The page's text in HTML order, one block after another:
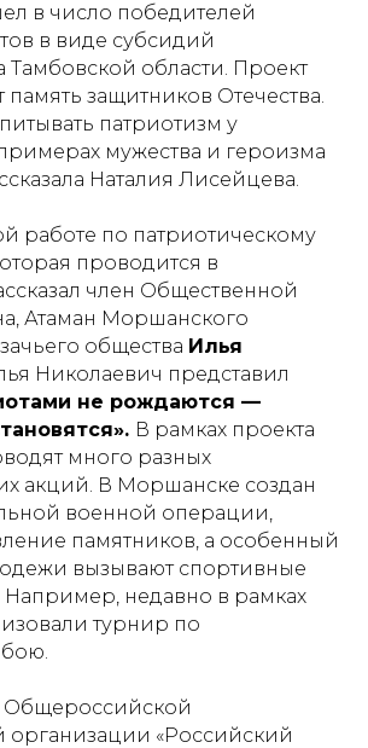
в число победителей
в виде субсидий
Тамбовской области. Проект
память защитников Отечества.
патриотизм у
мужества и героизма
Наталия Лисейцева.
работе по патриотическому
проводится в
член Общественной
Атаман Моршанского
общества Илья
Николаевич представил
не рождаются —
В рамках проекта
много разных
акций. В Моршанске создан
военной операции,
памятников, а особенный
вызывают спортивные
недавно в рамках
турнир по
Общероссийской
организации «Российский